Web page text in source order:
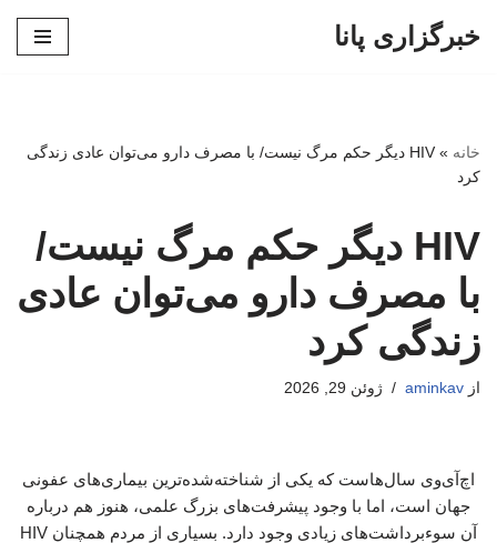
خبرگزاری پانا
خانه »
HIV دیگر حکم مرگ نیست/ با مصرف دارو می‌توان عادی زندگی
کرد
HIV دیگر حکم مرگ نیست/
با مصرف دارو می‌توان عادی
زندگی کرد
از aminkav ژوئن 29, 2026
اچ‌آی‌وی سال‌هاست که یکی از شناخته‌شده‌ترین بیماری‌های عفونی
جهان است، اما با وجود پیشرفت‌های بزرگ علمی، هنوز هم درباره
آن سوءبرداشت‌های زیادی وجود دارد. بسیاری از مردم همچنان HIV